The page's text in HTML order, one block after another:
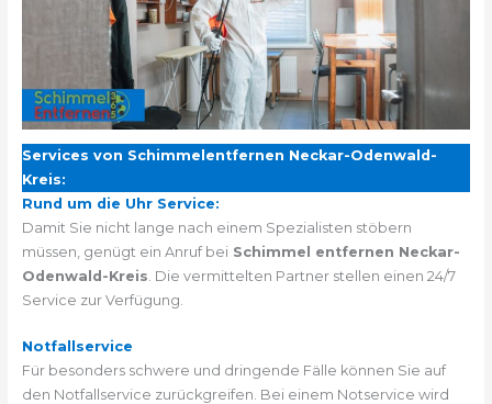
Services von Schimmelentfernen Neckar-Odenwald-
Kreis:
Rund um die Uhr Service:
Damit Sie nicht lange nach einem Spezialisten stöbern
müssen, genügt ein Anruf bei Schimmel entfernen Neckar-
Odenwald-Kreis . Die vermittelten Partner stellen einen 24/7
Service zur Verfügung.
Notfallservice
Für besonders schwere und dringende Fälle können Sie auf
den Notfallservice zurückgreifen. Bei einem Notservice wird